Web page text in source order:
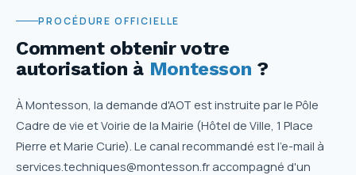
PROCÉDURE OFFICIELLE
Comment obtenir votre
autorisation à Montesson ?
À Montesson, la demande d'AOT est instruite par le Pôle
Cadre de vie et Voirie de la Mairie (Hôtel de Ville, 1 Place
Pierre et Marie Curie). Le canal recommandé est l'e-mail à
services.techniques@montesson.fr accompagné d'un